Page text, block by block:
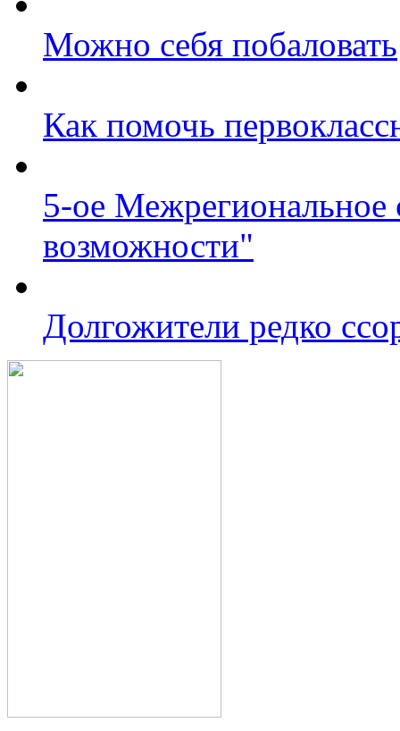
Можно себя побаловать
Как помочь
5-ое
возможности"
Долгожители редко